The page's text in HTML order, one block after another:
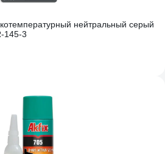
нейтральный серый
145-3